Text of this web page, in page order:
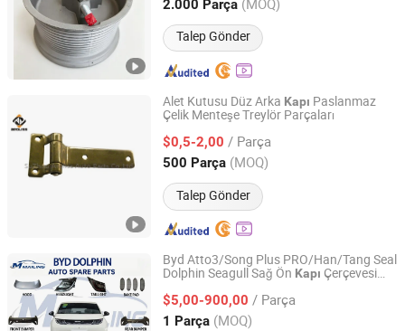
2.000 Parça (MOQ)
Talep Gönder
Alet Kutusu Düz Arka Kapı Paslanmaz
Çelik Menteşe Treylör Parçaları
$0,5-2,00 / Parça
500 Parça (MOQ)
Talep Gönder
Suzhou Aroliss Auto Parts Co., Ltd.
Jiangsu, China Fiyat 2019
Byd Atto3/Song Plus PRO/Han/Tang Seal
Dolphin Seagull Sağ Ön Kapı Çerçevesi
$5,00-900,00 / Parça
1 Parça (MOQ)
Mailing Auto Parts (Chongqing) Co., Ltd.
Chongqing, China Fiyat 2026